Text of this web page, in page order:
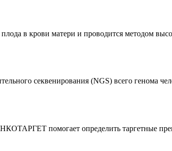
в крови матери и проводится методом
секвенирования (NGS) всего генома
помогает определить таргетные